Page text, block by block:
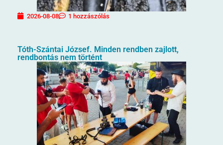
2026-08-08 1 hozzászólás
Tóth-Szántai József. Minden rendben zajlott,
rendbontás nem történt